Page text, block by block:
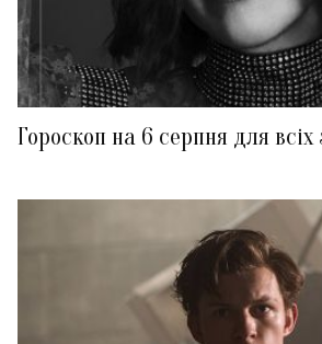
Гороскоп на 6 серпня для всіх